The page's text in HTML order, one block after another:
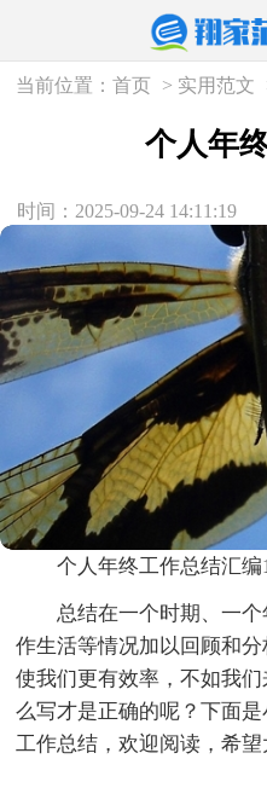
当前位置：首页 > 实用范文
个人年
时间：2025-09-24 14:11:19
个人年终工作总结汇编
总结在一个时期、一
作生活等情况加以回顾和
使我们更有效率，不如我
么写才是正确的呢？下面
工作总结，欢迎阅读，希望